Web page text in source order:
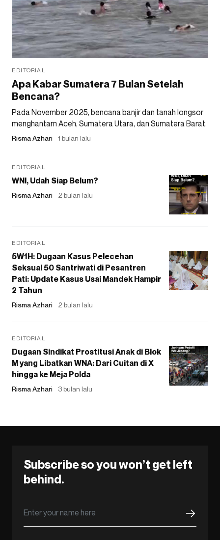
EDITORIAL
Apa Kabar Sumatera 7 Bulan Setelah
Bencana?
Pada November 2025, bencana banjir dan tanah longsor
menghantam Aceh, Sumatera Utara, dan Sumatera Barat.
Risma Azhari 1 bulan lalu
EDITORIAL
WNI, Udah Siap Belum?
Risma Azhari 2 bulan lalu
EDITORIAL
5W1H: Dugaan Kasus Pelecehan
Seksual 50 Santriwati di Pesantren
Pati: Update Kasus Usai Mandek Hampir
2 Tahun
Risma Azhari 2 bulan lalu
EDITORIAL
Dugaan Sindikat Prostitusi Anak di Blok
M yang Libatkan WNA: Dari Cuitan di X
hingga ke Meja Polda
Risma Azhari 3 bulan lalu
Subscribe so you won’t get left
behind.